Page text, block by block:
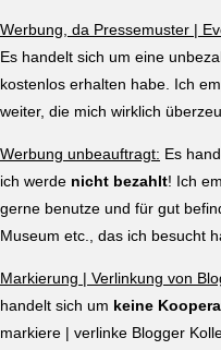
Werbung, da Pressemuster |
Es handelt sich um eine
kostenlos erhalten habe. Ich
weiter, die mich wirklich
Werbung unbeauftragt: Es
ich werde nicht bezahlt! Ich
gerne benutze und für gut
Museum etc., das ich besucht
Markierung | Verlinkung von
handelt sich um keine
markiere | verlinke Blogger